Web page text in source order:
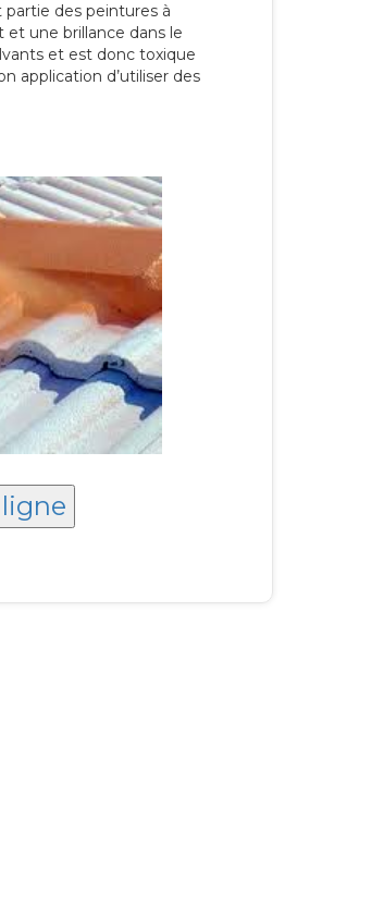
partie des peintures à
et une brillance dans le
et est donc toxique
application d’utiliser des